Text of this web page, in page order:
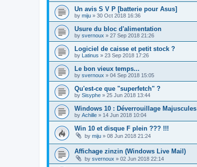
Un avis S V P [batterie pour Asus]
by miju » 30 Oct 2018 16:36
Usure du bloc d'alimentation
by svernoux » 27 Sep 2018 21:26
Logiciel de caisse et petit stock ?
by Latinus » 23 Sep 2018 17:26
Le bon vieux temps...
by svernoux » 04 Sep 2018 15:05
Qu'est-ce que "superfetch" ?
by Sisyphe » 25 Jun 2018 13:44
Windows 10 : Déverrouillage Majuscules
by Achille » 14 Jun 2018 10:04
Win 10 et disque F plein ??? !!!
by miju » 08 Jun 2018 21:24
Affichage zinzin (Windows Live Mail)
by svernoux » 02 Jun 2018 22:14